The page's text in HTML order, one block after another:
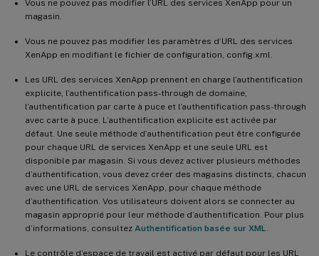
Vous ne pouvez pas modifier l’URL des services XenApp pour un
magasin.
Vous ne pouvez pas modifier les paramètres d’URL des services
XenApp en modifiant le fichier de configuration, config.xml.
Les URL des services XenApp prennent en charge l’authentification
explicite, l’authentification pass-through de domaine,
l’authentification par carte à puce et l’authentification pass-through
avec carte à puce. L’authentification explicite est activée par
défaut. Une seule méthode d’authentification peut être configurée
pour chaque URL de services XenApp et une seule URL est
disponible par magasin. Si vous devez activer plusieurs méthodes
d’authentification, vous devez créer des magasins distincts, chacun
avec une URL de services XenApp, pour chaque méthode
d’authentification. Vos utilisateurs doivent alors se connecter au
magasin approprié pour leur méthode d’authentification. Pour plus
d’informations, consultez Authentification basée sur XML
Le contrôle d’espace de travail est activé par défaut pour les URL